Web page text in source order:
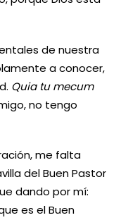
de nuestra
a conocer,
Quia tu mecum
no tengo
me falta
del Buen Pastor
dando por mí:
es el Buen